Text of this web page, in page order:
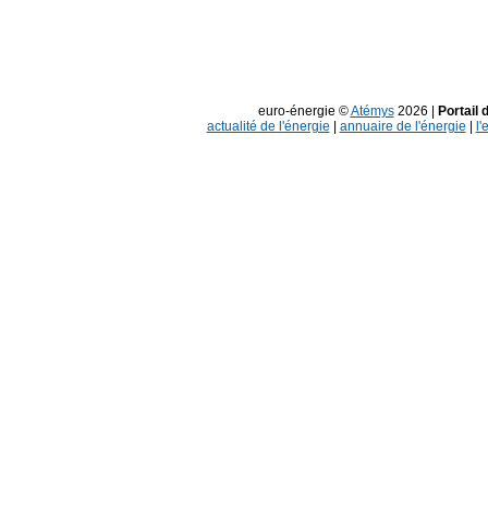
euro-énergie ©Atémys2026 |
Portail
actualité de l'énergie
annuaire de l'énergie